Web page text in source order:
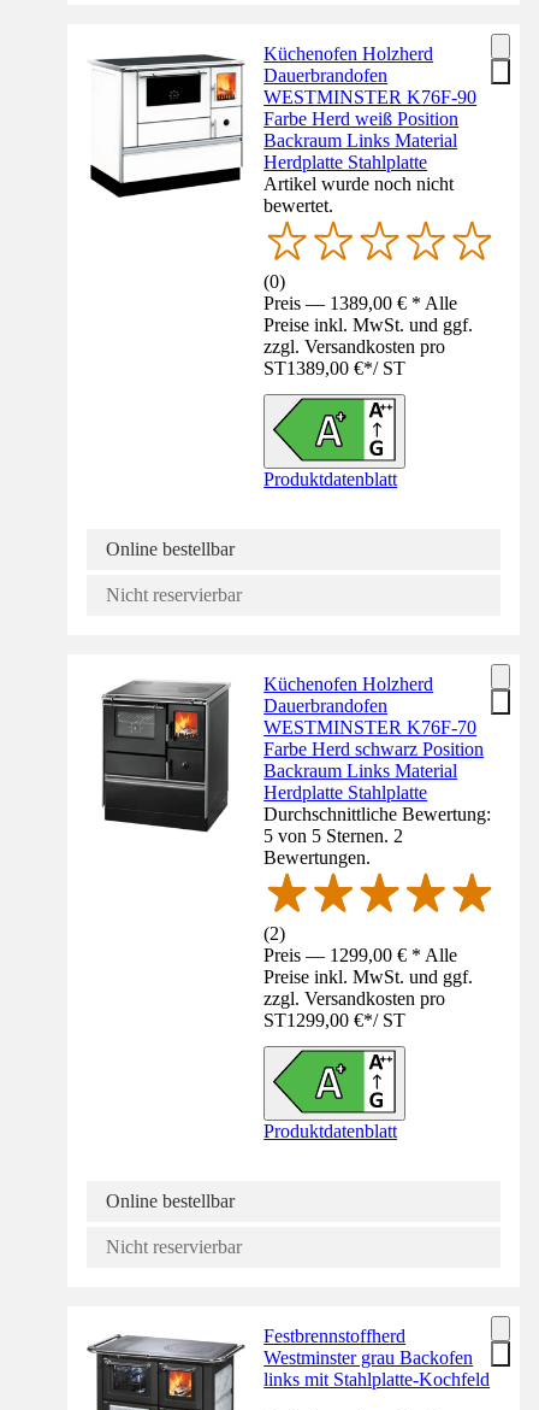
Küchenofen Holzherd
Dauerbrandofen
WESTMINSTER K76F-90
Farbe Herd weiß Position
Backraum Links Material
Herdplatte Stahlplatte
Artikel wurde noch nicht
bewertet.
(0)
Preis — 1389,00 € * Alle
Preise inkl. MwSt. und ggf.
zzgl. Versandkosten pro
ST1389,00 €*/ ST
Produktdatenblatt
Online bestellbar
Nicht reservierbar
Küchenofen Holzherd
Dauerbrandofen
WESTMINSTER K76F-70
Farbe Herd schwarz Position
Backraum Links Material
Herdplatte Stahlplatte
Durchschnittliche Bewertung:
5 von 5 Sternen. 2
Bewertungen.
(2)
Preis — 1299,00 € * Alle
Preise inkl. MwSt. und ggf.
zzgl. Versandkosten pro
ST1299,00 €*/ ST
Produktdatenblatt
Online bestellbar
Nicht reservierbar
Festbrennstoffherd
Westminster grau Backofen
links mit Stahlplatte-Kochfeld